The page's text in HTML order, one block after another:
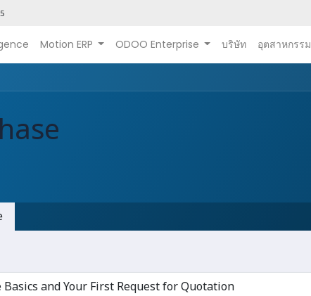
5
Motion ERP ODOO Enterprise บริษัท อุตสาหกรรม
Basics and Your First Request for Quotation